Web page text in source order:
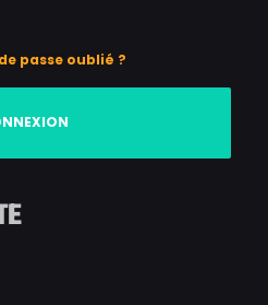
passe oublié ?